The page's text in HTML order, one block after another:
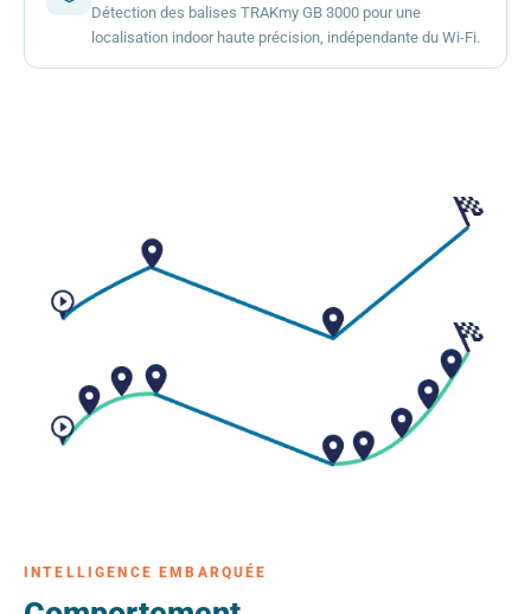
Détection des balises TRAKmy GB 3000 pour une
localisation indoor haute précision, indépendante du Wi-Fi.
INTELLIGENCE EMBARQUÉE